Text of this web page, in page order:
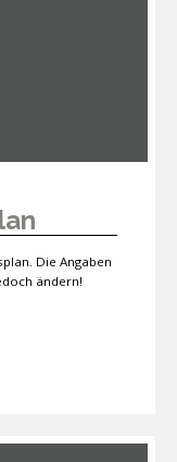
Die Angaben
ändern!